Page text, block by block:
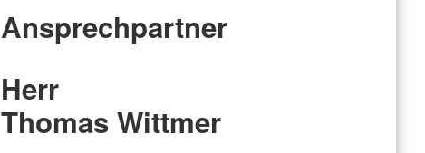
Ansprechpartner
Herr
Thomas Wittmer